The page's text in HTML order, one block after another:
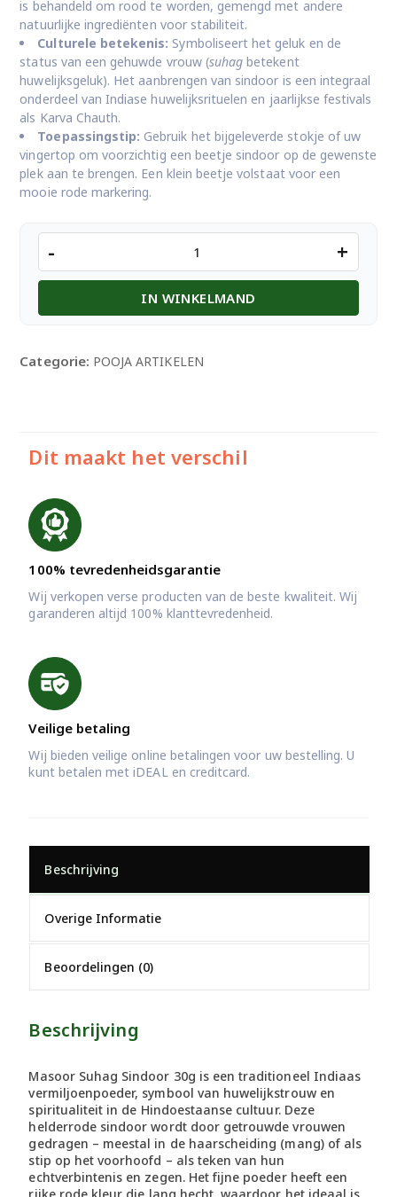
is behandeld om rood te worden, gemengd met andere
natuurlijke ingrediënten voor stabiliteit.
Culturele betekenis: Symboliseert het geluk en de
status van een gehuwde vrouw (suhag betekent
huwelijksgeluk). Het aanbrengen van sindoor is een integraal
onderdeel van Indiase huwelijksrituelen en jaarlijkse festivals
als Karva Chauth.
Toepassingstip: Gebruik het bijgeleverde stokje of uw
vingertop om voorzichtig een beetje sindoor op de gewenste
plek aan te brengen. Een klein beetje volstaat voor een
mooie rode markering.
Suhag
Sindoor
Gr.
- +
IN WINKELMAND
Categorie: POOJA ARTIKELEN
Dit maakt het verschil
100% tevredenheidsgarantie
Wij verkopen verse producten van de beste kwaliteit. Wij
garanderen altijd 100% klanttevredenheid.
Veilige betaling
Wij bieden veilige online betalingen voor uw bestelling. U
kunt betalen met iDEAL en creditcard.
Beschrijving
Overige Informatie
Beoordelingen (0)
Beschrijving
Masoor Suhag Sindoor 30g is een traditioneel Indiaas
vermiljoenpoeder, symbool van huwelijkstrouw en
spiritualiteit in de Hindoestaanse cultuur. Deze
helderrode sindoor wordt door getrouwde vrouwen
gedragen – meestal in de haarscheiding (mang) of als
stip op het voorhoofd – als teken van hun
echtverbintenis en zegen. Het fijne poeder heeft een